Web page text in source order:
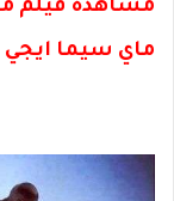
مشاهدة فيلم
ماي سيما